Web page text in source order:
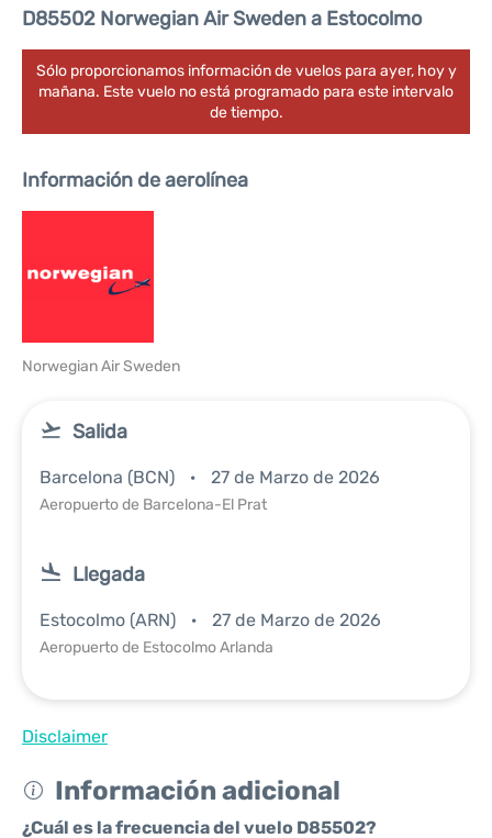
D85502 Norwegian Air Sweden a Estocolmo
Sólo proporcionamos información de vuelos para ayer, hoy y
mañana. Este vuelo no está programado para este intervalo
de tiempo.
Información de aerolínea
Norwegian Air Sweden
Salida
Barcelona (BCN) 27 de Marzo de 2026
Aeropuerto de Barcelona-El Prat
Llegada
Estocolmo (ARN) 27 de Marzo de 2026
Aeropuerto de Estocolmo Arlanda
Disclaimer
Información adicional
¿Cuál es la frecuencia del vuelo D85502?